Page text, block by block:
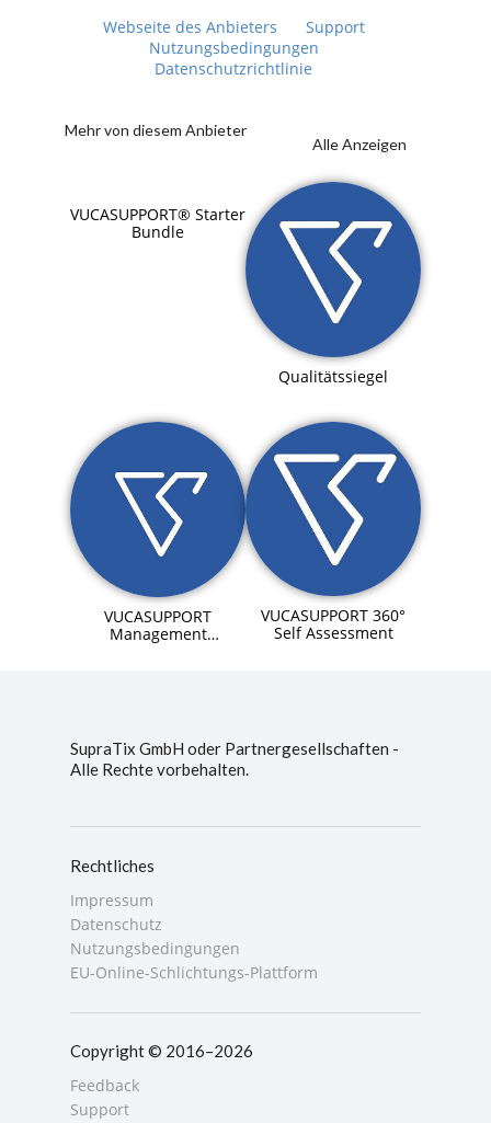
Webseite des Anbieters
Support
Nutzungsbedingungen
Datenschutzrichtlinie
Mehr von diesem Anbieter
Alle Anzeigen
VUCASUPPORT® Starter
Bundle
Qualitätssiegel
VUCASUPPORT
Management
VUCASUPPORT 360°
Self Assessment
SupraTix GmbH oder Partnergesellschaften -
Alle Rechte vorbehalten.
Rechtliches
Impressum
Datenschutz
Nutzungsbedingungen
EU-Online-Schlichtungs-Plattform
Copyright © 2016–2026
Feedback
Support